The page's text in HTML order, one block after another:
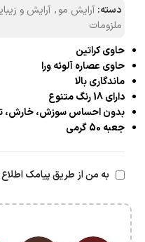
دسته: آرایش مو, آرایش و
ملزومات
حاوی کراتین
حاوی عصاره آلوئه ورا
ماندگاری بالا
دارای 18 رنگ متنوع
بدون احساس سوزش، خارش،
جعبه 50 گرمی
به من از طریق پیامک